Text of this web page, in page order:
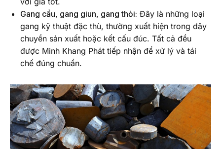
Gang cầu, gang giun, gang thỏi: Đây là những loại
gang kỹ thuật đặc thù, thường xuất hiện trong dây
chuyền sản xuất hoặc kết cấu đúc. Tất cả đều
được Minh Khang Phát tiếp nhận để xử lý và tái
chế đúng chuẩn.